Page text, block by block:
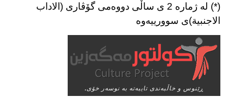
(*) له‌ ژماره‌ 2 ی ساڵی دووه‌می گۆڤاری (الاداب
الاجنبیة)ی سوورییه‌وه‌
ڕێنوس و خاڵبه‌ندی تایبه‌ته‌ به‌ نوسه‌ر خۆی.